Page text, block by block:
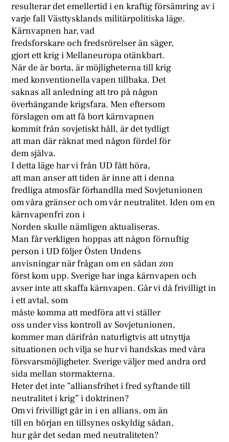
resulterar det emellertid i en kraftig försämring av i
varje fall Västtysklands militärpolitiska läge.
Kärnvapnen har, vad
fredsforskare och fredsrörelser än säger,
gjort ett krig i Mellaneuropa otänkbart.
När de är borta, är möjligheterna till krig
med konventionella vapen tillbaka. Det
saknas all anledning att tro på någon
överhängande krigsfara. Men eftersom
förslagen om att få bort kärnvapnen
kommit från sovjetiskt håll, är det tydligt
att man där räknat med någon fördel för
dem själva.
I detta läge har vi från UD fått höra,
att man anser att tiden är inne att i denna
fredliga atmosfär förhandlla med Sovjetunionen
om våra gränser och om vår neutralitet. Iden om en
kärnvapenfri zon i
Norden skulle nämligen aktualiseras.
Man får verkligen hoppas att någon förnuftig
person i UD följer Östen Undens
anvisningar när frågan om en sådan zon
först kom upp. Sverige har inga kärnvapen och
avser inte att skaffa kärnvapen. Går vi då frivilligt in
i ett avtal, som
måste komma att medföra att vi ställer
oss under viss kontroll av Sovjetunionen,
kommer man därifrån naturligtvis att utnyttja
situationen och vilja se hur vi handskas med våra
försvarsmöjligheter. Sverige väljer med andra ord
sida mellan stormakterna.
Heter det inte ”alliansfrihet i fred syftande till
neutralitet i krig” i doktrinen?
Om vi frivilligt går in i en allians, om än
till en början en tillsynes oskyldig sådan,
hur går det sedan med neutraliteten?